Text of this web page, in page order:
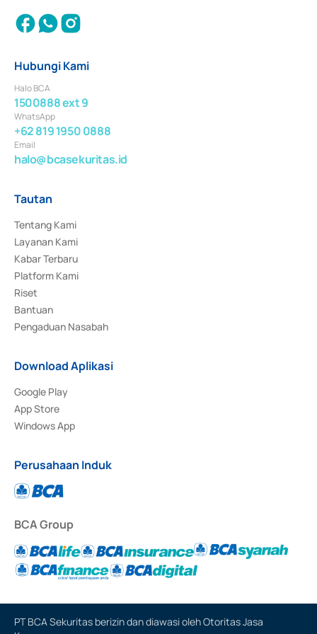
Hubungi Kami
Halo BCA
1500888 ext 9
WhatsApp
+62 819 1950 0888
Email
halo@bcasekuritas.id
Tautan
Tentang Kami
Layanan Kami
Kabar Terbaru
Platform Kami
Riset
Bantuan
Pengaduan Nasabah
Download Aplikasi
Google Play
App Store
Windows App
Perusahaan Induk
BCA Group
PT BCA Sekuritas berizin dan diawasi oleh Otoritas Jasa